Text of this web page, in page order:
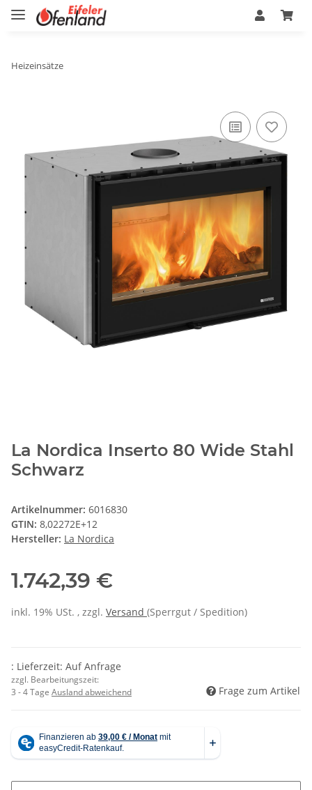
Heizeinsätze
La Nordica Inserto 80 Wide Stahl
Schwarz
Artikelnummer: 6016830
GTIN: 8,02272E+12
Hersteller: La Nordica
1.742,39 €
inkl. 19% USt. , zzgl. Versand (Sperrgut / Spedition)
: Lieferzeit: Auf Anfrage
zzgl. Bearbeitungszeit:
3 - 4 Tage Ausland abweichend Frage zum Artikel